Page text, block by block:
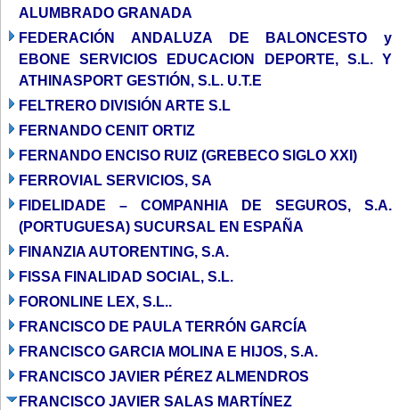
ALUMBRADO GRANADA
FEDERACIÓN ANDALUZA DE BALONCESTO y
EBONE SERVICIOS EDUCACION DEPORTE, S.L. Y
ATHINASPORT GESTIÓN, S.L. U.T.E
FELTRERO DIVISIÓN ARTE S.L
FERNANDO CENIT ORTIZ
FERNANDO ENCISO RUIZ (GREBECO SIGLO XXI)
FERROVIAL SERVICIOS, SA
FIDELIDADE – COMPANHIA DE SEGUROS, S.A.
(PORTUGUESA) SUCURSAL EN ESPAÑA
FINANZIA AUTORENTING, S.A.
FISSA FINALIDAD SOCIAL, S.L.
FORONLINE LEX, S.L..
FRANCISCO DE PAULA TERRÓN GARCÍA
FRANCISCO GARCIA MOLINA E HIJOS, S.A.
FRANCISCO JAVIER PÉREZ ALMENDROS
FRANCISCO JAVIER SALAS MARTÍNEZ